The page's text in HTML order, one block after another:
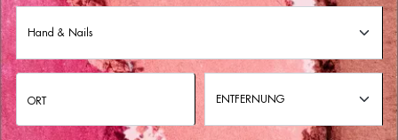
Hand & Nails
ENTFERNUNG